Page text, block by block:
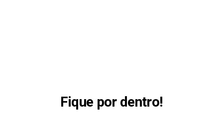
Fique por dentro!